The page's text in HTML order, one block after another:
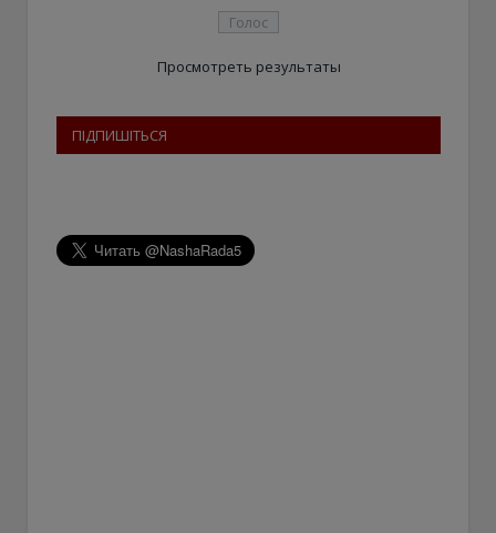
Просмотреть результаты
ПІДПИШІТЬСЯ